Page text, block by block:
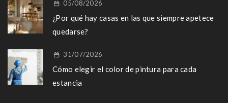
05/08/2026
¿Por qué hay casas en las que siempre apetece
quedarse?
31/07/2026
Cómo elegir el color de pintura para cada
estancia